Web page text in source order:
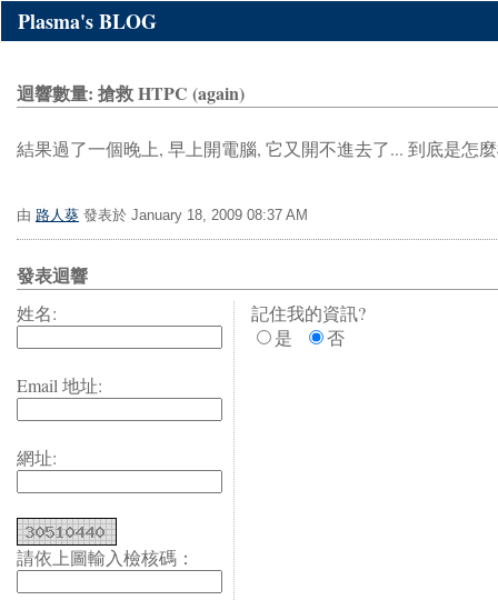
Plasma's BLOG
迴響數量: 搶救 HTPC (again)
結果過了一個晚上, 早上開電腦, 它又開不進去了... 到底是怎
由 路人葵 發表於 January 18, 2009 08:37 AM
發表迴響
姓名:
Email 地址:
網址:
請依上圖輸入檢核碼：
記住我的資訊?
是
否